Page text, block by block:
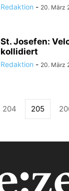
Redaktion - 20. März
St. Josefen:
kollidiert
Redaktion - 20. März
204 205